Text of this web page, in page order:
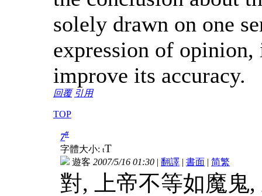
solely drawn on one
expression of opinion,
improve its accuracy.
回覆 引用
TOP
7#
字體大小: tT
遊客 2007/5/16 01:30 | 翻譯 | 書面 | 简繁
對, 上帝不等如魔鬼